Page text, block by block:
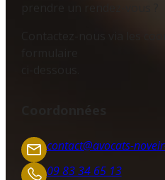
contact@avocats-
09 83 34 65 13